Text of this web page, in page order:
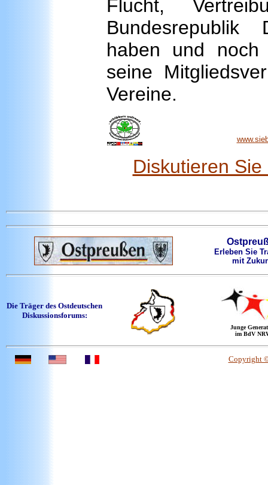
Flucht,
Bundesrepublik
haben und
seine
Vereine.
Diskutieren
Erleben Sie
mit
Die Träger des Ostdeutschen
Diskussionsforums:
Junge
im BdV
Copyright